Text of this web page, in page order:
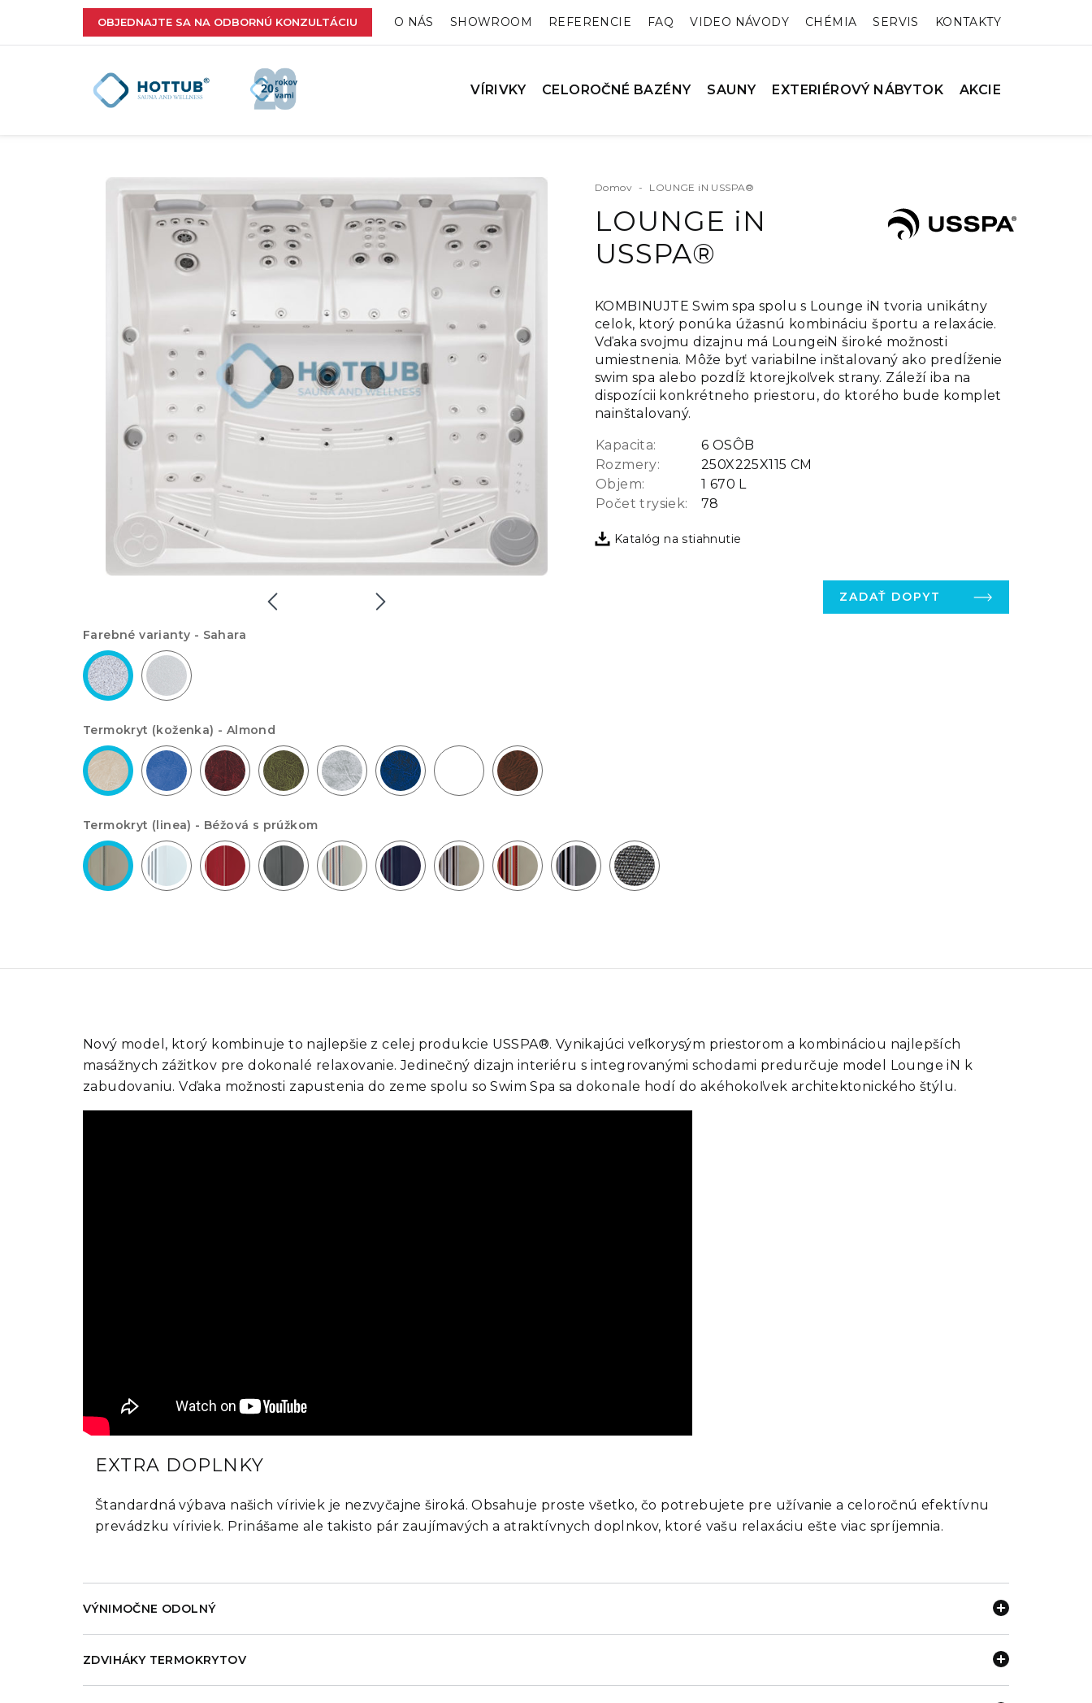
OBJEDNAJTE SA NA ODBORNÚ KONZULTÁCIU O NÁS SHOWROOM REFERENCIE FAQ VIDEO NÁVODY CHÉMIA SERVIS KONTAKTY
VÍRIVKY CELOROČNÉ BAZÉNY SAUNY EXTERIÉROVÝ NÁBYTOK AKCIE
Domov - LOUNGE iN USSPA®
LOUNGE iN
USSPA®
KOMBINUJTE Swim spa spolu s Lounge iN tvoria unikátny
celok, ktorý ponúka úžasnú kombináciu športu a relaxácie.
Vďaka svojmu dizajnu má LoungeiN široké možnosti
umiestnenia. Môže byť variabilne inštalovaný ako predĺženie
swim spa alebo pozdĺž ktorejkoľvek strany. Záleží iba na
dispozícii konkrétneho priestoru, do ktorého bude komplet
nainštalovaný.
Kapacita:
6 OSÔB
Rozmery:
250X225X115 CM
Objem:
1 670 L
Počet trysiek:
78
Katalóg na stiahnutie
ZADAŤ DOPYT
Farebné varianty - Sahara
Termokryt (koženka) - Almond
Termokryt (linea) - Béžová s prúžkom
Nový model, ktorý kombinuje to najlepšie z celej produkcie USSPA®. Vynikajúci veľkorysým priestorom a kombináciou najlepších
masážnych zážitkov pre dokonalé relaxovanie. Jedinečný dizajn interiéru s integrovanými schodami predurčuje model Lounge iN k
zabudovaniu. Vďaka možnosti zapustenia do zeme spolu so Swim Spa sa dokonale hodí do akéhokoľvek architektonického štýlu.
EXTRA DOPLNKY
Štandardná výbava našich víriviek je nezvyčajne široká. Obsahuje proste všetko, čo potrebujete pre užívanie a celoročnú efektívnu
prevádzku víriviek. Prinášame ale takisto pár zaujímavých a atraktívnych doplnkov, ktoré vašu relaxáciu ešte viac spríjemnia.
VÝNIMOČNE ODOLNÝ
ZDVIHÁKY TERMOKRYTOV